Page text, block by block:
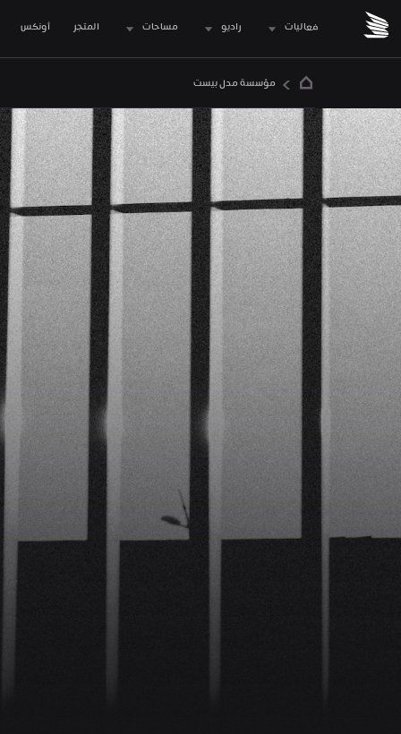
فعاليات راديو مساحات المتجر
مؤسسة مدل بيست